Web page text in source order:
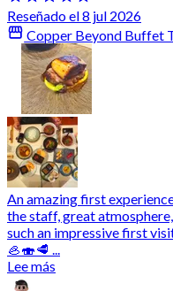
Reseñado el 8 jul 2026
Copper Beyond Buffet
An amazing first
the staff, great
such an impressive first
🦪🍣🥩 ...
Lee más